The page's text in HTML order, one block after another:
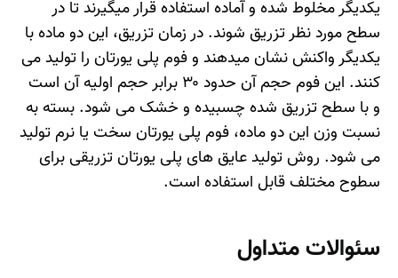
یکدیگر مخلوط شده و آماده استفاده قرار میگیرند تا در
سطح مورد نظر تزریق شوند. در زمان تزریق، این دو ماده با
یکدیگر واکنش نشان میدهند و فوم پلی یورتان را تولید می
کنند. این فوم حجم آن حدود ۳۰ برابر حجم اولیه آن است
و با سطح تزریق شده چسبیده و خشک می شود. بسته به
نسبت وزن این دو ماده، فوم پلی یورتان سخت یا نرم تولید
می شود. روش تولید عایق های پلی یورتان تزریقی برای
سطوح مختلف قابل استفاده است.
سئوالات متداول